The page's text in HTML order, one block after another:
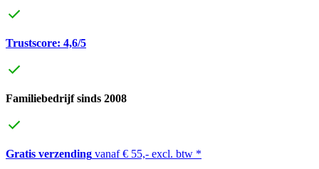
Trustscore: 4,6/5
Familiebedrijf sinds 2008
Gratis verzending vanaf € 55,- excl. btw *